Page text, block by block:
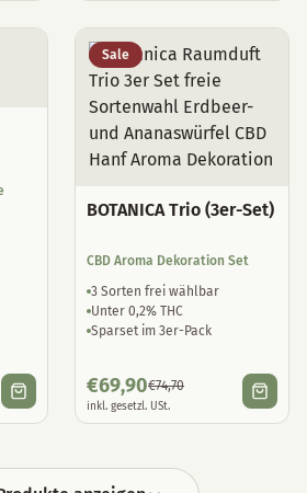
Sale
BOTANICA Trio (3er-Set)
CBD Aroma Dekoration Set
3 Sorten frei wählbar
Unter 0,2% THC
Sparset im 3er-Pack
€69,90€74,70
inkl. gesetzl. USt.